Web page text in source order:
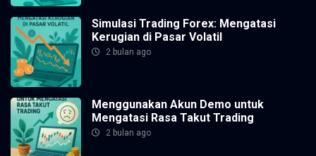
Simulasi Trading Forex: Mengatasi
Kerugian di Pasar Volatil
2 bulan ago
Menggunakan Akun Demo untuk
Mengatasi Rasa Takut Trading
2 bulan ago